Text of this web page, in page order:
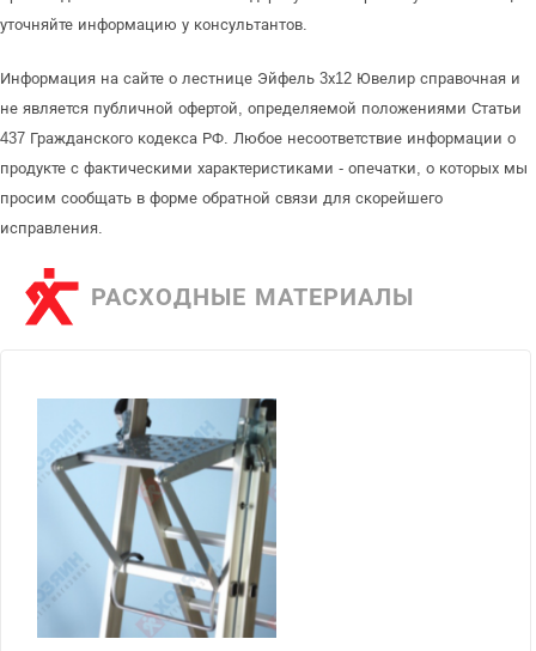
уточняйте информацию у консультантов.
Информация на сайте о лестнице Эйфель 3х12 Ювелир справочная и
не является публичной офертой, определяемой положениями Статьи
437 Гражданского кодекса РФ. Любое несоответствие информации о
продукте с фактическими характеристиками - опечатки, о которых мы
просим сообщать в форме обратной связи для скорейшего
исправления.
РАСХОДНЫЕ МАТЕРИАЛЫ